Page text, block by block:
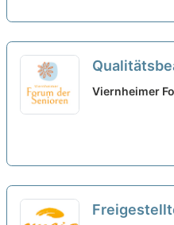
Teilzeit
Viernheimer